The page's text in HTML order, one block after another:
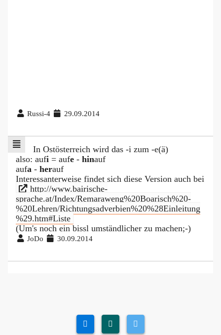
Russi-4 29.09.2014
In Ostösterreich wird das -i zum -e(ä)
also: aufi = aufe - hinauf
aufa - herauf
Interessanterweise findet sich diese Version auch bei
http://www.bairische-
sprache.at/Index/Remaraweng%20Boarisch%20-
%20Lehren/Richtungsadverbien%20%28Einleitung
%29.htm#Liste
(Um's noch ein bissl umständlicher zu machen;-)
JoDo 30.09.2014